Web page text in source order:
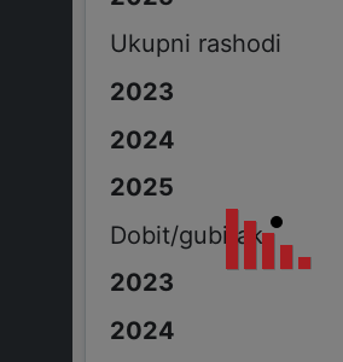
Ukupni rashodi
Dobit/gubitak